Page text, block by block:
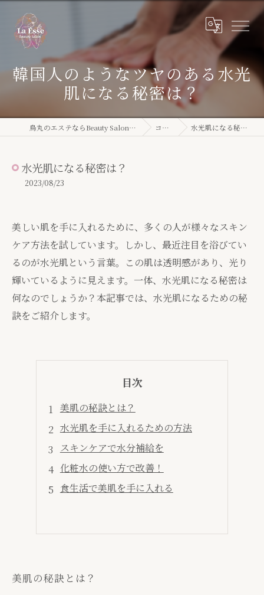
韓国人のようなツヤのある水光
肌になる秘密は？
烏丸のエステならBeauty Salon La Ésse コラム 水光肌になる秘密は？
水光肌になる秘密は？
2023/08/23
美しい肌を手に入れるために、多くの人が様々なスキン
ケア方法を試しています。しかし、最近注目を浴びてい
るのが水光肌という言葉。この肌は透明感があり、光り
輝いているように見えます。一体、水光肌になる秘密は
何なのでしょうか？本記事では、水光肌になるための秘
訣をご紹介します。
目次
美肌の秘訣とは？
水光肌を手に入れるための方法
スキンケアで水分補給を
化粧水の使い方で改善！
食生活で美肌を手に入れる
美肌の秘訣とは？